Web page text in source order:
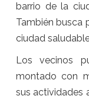
barrio de la
También busca
ciudad
Los vecinos
montado con
sus actividades